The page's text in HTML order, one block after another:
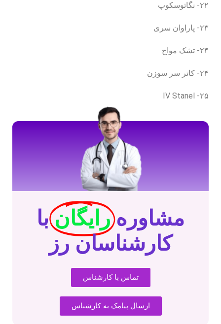
۲۲- نگاتوسکوپ
۲۳- پاراوان سری
۲۴- تشک مواج
۲۴- کاتر سر سوزن
۲۵- IV Stanel
مشاوره رایگان با
کارشناسان رز
تماس با کارشناس
ارسال پیامک به کارشناس